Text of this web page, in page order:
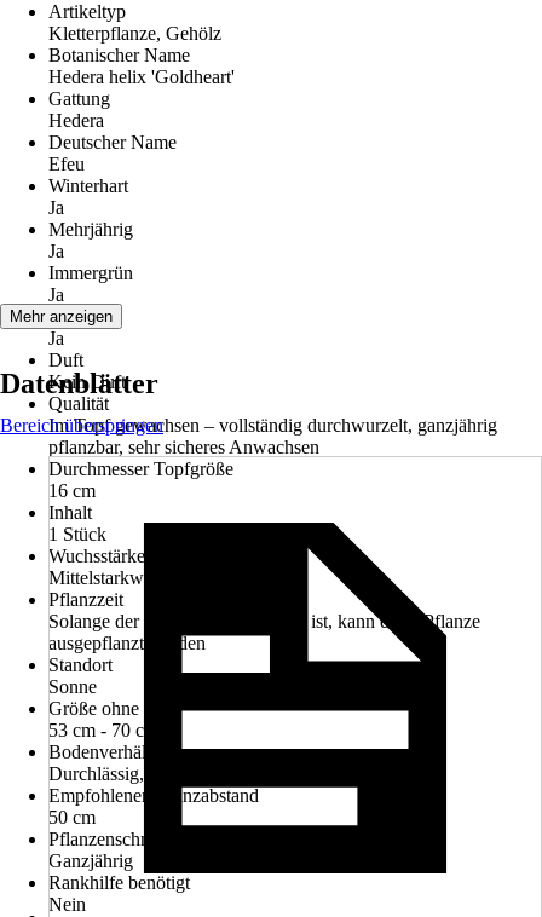
Artikeltyp
Kletterpflanze, Gehölz
Botanischer Name
Hedera helix 'Goldheart'
Gattung
Hedera
Deutscher Name
Efeu
Winterhart
Ja
Mehrjährig
Ja
Immergrün
Ja
Blüte
Ja
Duft
Kein Duft
Qualität
Im Topf gewachsen – vollständig durchwurzelt, ganzjährig
pflanzbar, sehr sicheres Anwachsen
Durchmesser Topfgröße
16 cm
Inhalt
1 Stück
Wuchsstärke
Mittelstarkwachsend
Pflanzzeit
Solange der Boden nicht gefroren ist, kann diese Pflanze
ausgepflanzt werden
Standort
Sonne
Größe ohne Topf
53 cm - 70 cm
Bodenverhältnisse
Durchlässig, Humos, Nährstoffreich
Empfohlener Pflanzabstand
50 cm
Pflanzenschnitt
Ganzjährig
Rankhilfe benötigt
Nein
Mehr anzeigen
Datenblätter
Bereich überspringen